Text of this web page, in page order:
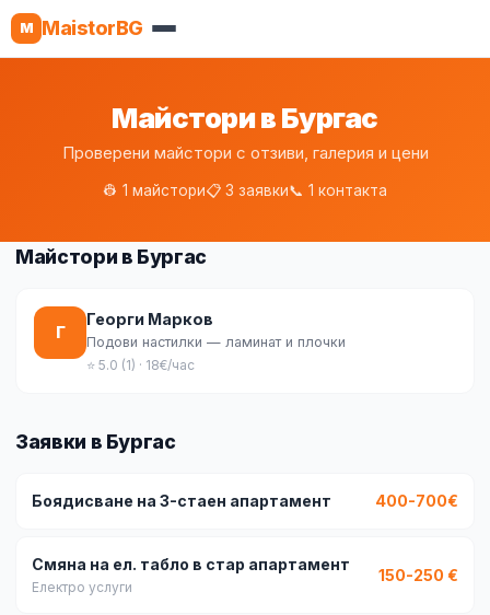
M MaistorBG
Майстори в Бургас
Проверени майстори с отзиви, галерия и цени
👷 1 майстори📋 3 заявки📞 1 контакта
Майстори в Бургас
Г
Георги Марков
Подови настилки — ламинат и плочки
⭐ 5.0 (1) · 18€/час
Заявки в Бургас
Боядисване на 3-стаен апартамент 400-700€
Смяна на ел. табло в стар апартамент
Електро услуги
150-250 €